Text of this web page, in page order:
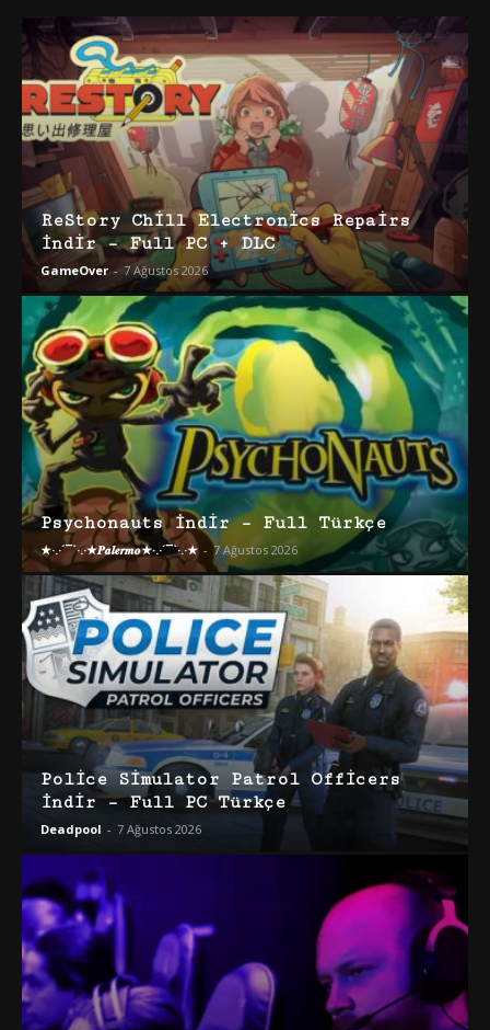
ReStory Chill Electronics Repairs
İndir – Full PC + DLC
GameOver - 7 Ağustos 2026
Psychonauts İndir – Full Türkçe
★·.·´¯`·.·★𝑷𝒂𝒍𝒆𝒓𝒎𝒐★·.·´¯`·.·★ - 7 Ağustos 2026
Police Simulator Patrol Officers
İndir – Full PC Türkçe
Deadpool - 7 Ağustos 2026